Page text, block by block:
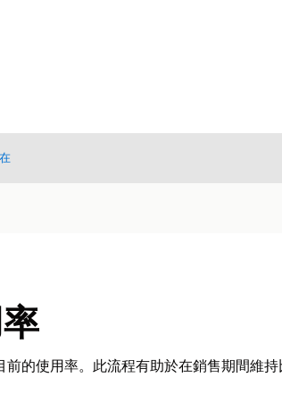
的使用率。此流程有助於在銷售期間維